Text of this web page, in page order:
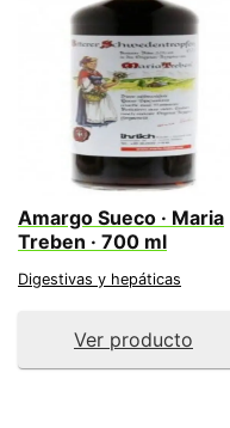
Amargo Sueco · Maria
Treben · 700 ml
Digestivas y hepáticas
Ver producto